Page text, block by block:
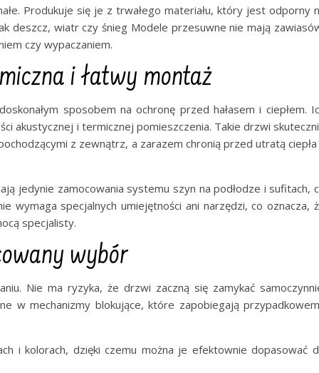
Produkuje się je z trwałego materiału, który jest odporny
deszcz, wiatr czy śnieg Modele przesuwne nie mają
czy wypaczaniem.
i łatwy montaż
sposobem na ochronę przed hałasem i ciepłem.
akustycznej i termicznej pomieszczenia. Takie drzwi
z zewnątrz, a zarazem chronią przed utratą
jedynie zamocowania systemu szyn na podłodze i sufitach,
specjalnych umiejętności ani narzędzi, co oznacza,
specjalisty.
wybór
Nie ma ryzyka, że drzwi zaczną się zamykać
w mechanizmy blokujące, które zapobiegają
i kolorach, dzięki czemu można je efektownie dopasować